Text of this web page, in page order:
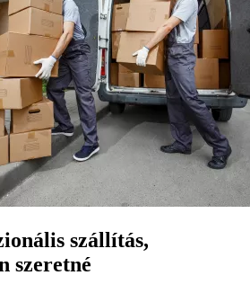
szállítás,
szeretné